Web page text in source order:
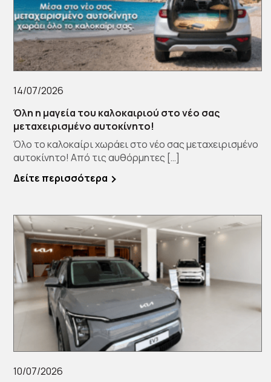
14/07/2026
Όλη η μαγεία του καλοκαιριού στο νέο σας
μεταχειρισμένο αυτοκίνητο!
Όλο το καλοκαίρι χωράει στο νέο σας μεταχειρισμένο
αυτοκίνητο! Από τις αυθόρμητες […]
Δείτε περισσότερα
10/07/2026